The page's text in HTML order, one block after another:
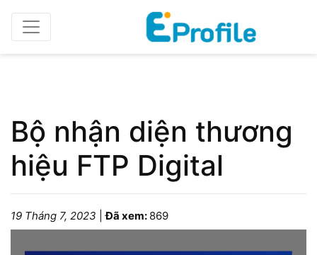
HomeBộ nhận diện
Bộ nhận diện thương
hiệu FTP Digital
19 Tháng 7, 2023 |Đã xem: 869